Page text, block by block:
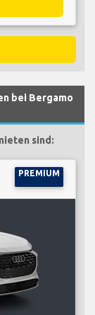
bei Bergamo
sind:
PREMIUM